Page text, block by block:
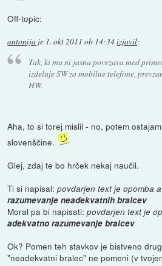
Off-topic:
antonija je 1. okt 2011 ob 14:34izjavil:
Tak, ki mu ni jasna povezava med
izdeluje SW za mobilne telefone,
HW.
Aha, to si torej mislil - no, potem
slovenščine.
Glej, zdaj te bo hrček nekaj naučil.
Ti si napisal:povdarjen text je opomba
razumevanje neadekvatnih bralcev
Moral pa bi napisati:povdarjen text je
adekvatno razumevanje bralcev
Ok? Pomen teh stavkov je bistveno
"neadekvatni bralec" ne pomeni (v